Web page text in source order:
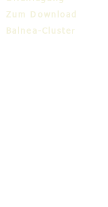
Zum Download
Balnea-Cluster